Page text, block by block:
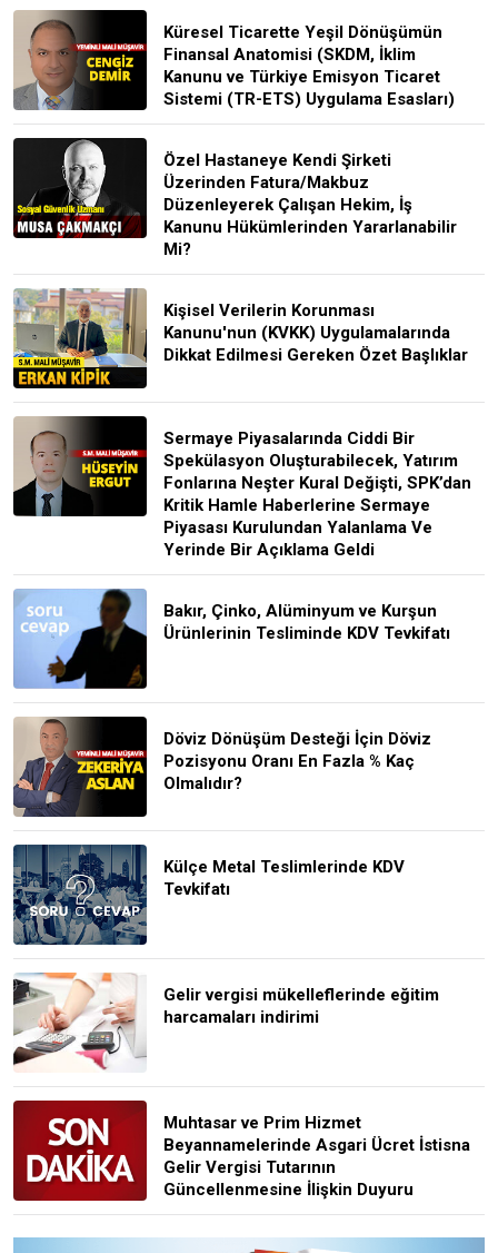
Küresel Ticarette Yeşil Dönüşümün
Finansal Anatomisi (SKDM, İklim
Kanunu ve Türkiye Emisyon Ticaret
Sistemi (TR-ETS) Uygulama Esasları)
Özel Hastaneye Kendi Şirketi
Üzerinden Fatura/Makbuz
Düzenleyerek Çalışan Hekim, İş
Kanunu Hükümlerinden Yararlanabilir
Mi?
Kişisel Verilerin Korunması
Kanunu'nun (KVKK) Uygulamalarında
Dikkat Edilmesi Gereken Özet Başlıklar
Sermaye Piyasalarında Ciddi Bir
Spekülasyon Oluşturabilecek, Yatırım
Fonlarına Neşter Kural Değişti, SPK’dan
Kritik Hamle Haberlerine Sermaye
Piyasası Kurulundan Yalanlama Ve
Yerinde Bir Açıklama Geldi
Bakır, Çinko, Alüminyum ve Kurşun
Ürünlerinin Tesliminde KDV Tevkifatı
Döviz Dönüşüm Desteği İçin Döviz
Pozisyonu Oranı En Fazla % Kaç
Olmalıdır?
Külçe Metal Teslimlerinde KDV
Tevkifatı
Gelir vergisi mükelleflerinde eğitim
harcamaları indirimi
Muhtasar ve Prim Hizmet
Beyannamelerinde Asgari Ücret İstisna
Gelir Vergisi Tutarının
Güncellenmesine İlişkin Duyuru